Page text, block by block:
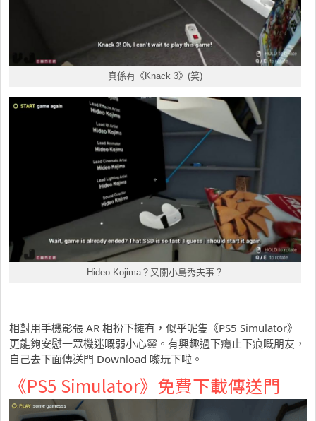
真係有《Knack 3》(笑)
Hideo Kojima？又關小島秀夫事？
相對用手機影張 AR 相扮下擁有，似乎呢隻《PS5 Simulator》
更能夠安慰一眾機迷嘅弱小心靈。有興趣過下癮止下痕嘅朋友，
自己去下面傳送門 Download 嚟玩下啦。
《PS5 Simulator》免費下載傳送門